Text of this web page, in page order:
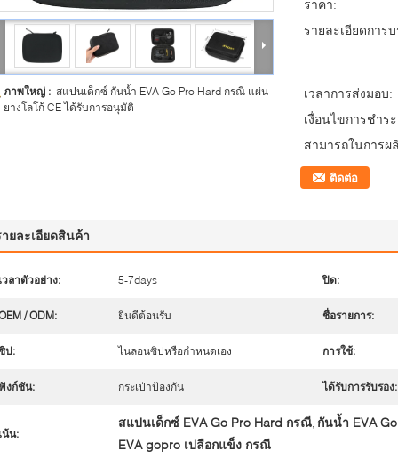
ภาพใหญ่ : สแปนเด็กซ์ กันน้ำ EVA Go Pro Hard กรณี แผ่น
ยางโลโก้ CE ได้รับการอนุมัติ
ราคา:
รายละเอียดการ
เวลาการส่งมอบ:
เงื่อนไขการชำร
สามารถในการผ
ติดต่อ
ยละเอียดสินค้า
วลาตัวอย่าง: 5-7days ปิด:
/ ODM: ยินดีต้อนรับ ชื่อรายการ:
ป: ไนลอนซิปหรือกำหนดเอง การใช้:
งก์ชัน: กระเป๋าป้องกัน ได้รับการรับรอง:
น้น:
สแปนเด็กซ์ EVA Go Pro Hard กรณี, กันน้ำ EVA
EVA gopro เปลือกแข็ง กรณี